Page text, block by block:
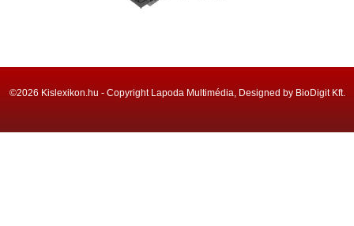
©2026 Kislexikon.hu - Copyright Lapoda Multimédia, Designed by BioDigit Kft.